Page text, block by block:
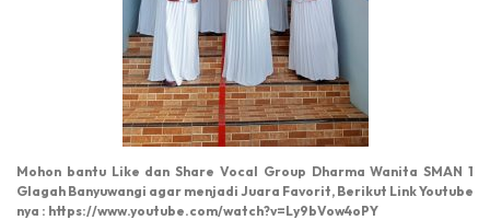
Mohon bantu Like dan Share Vocal Group Dharma Wanita SMAN 1
Glagah Banyuwangi agar menjadi Juara Favorit, Berikut Link Youtube
nya : https://www.youtube.com/watch?v=Ly9bVow4oPY